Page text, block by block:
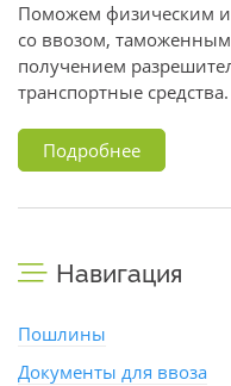
Поможем физическим
со ввозом,
получением
транспортные средства.
Подробнее
Навигация
Пошлины
Документы для ввоза